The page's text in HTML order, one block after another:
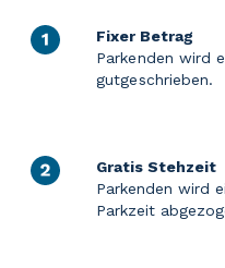
Fixer Betrag
Parkenden wird
gutgeschrieben.
Gratis Stehzeit
Parkenden wird
Parkzeit